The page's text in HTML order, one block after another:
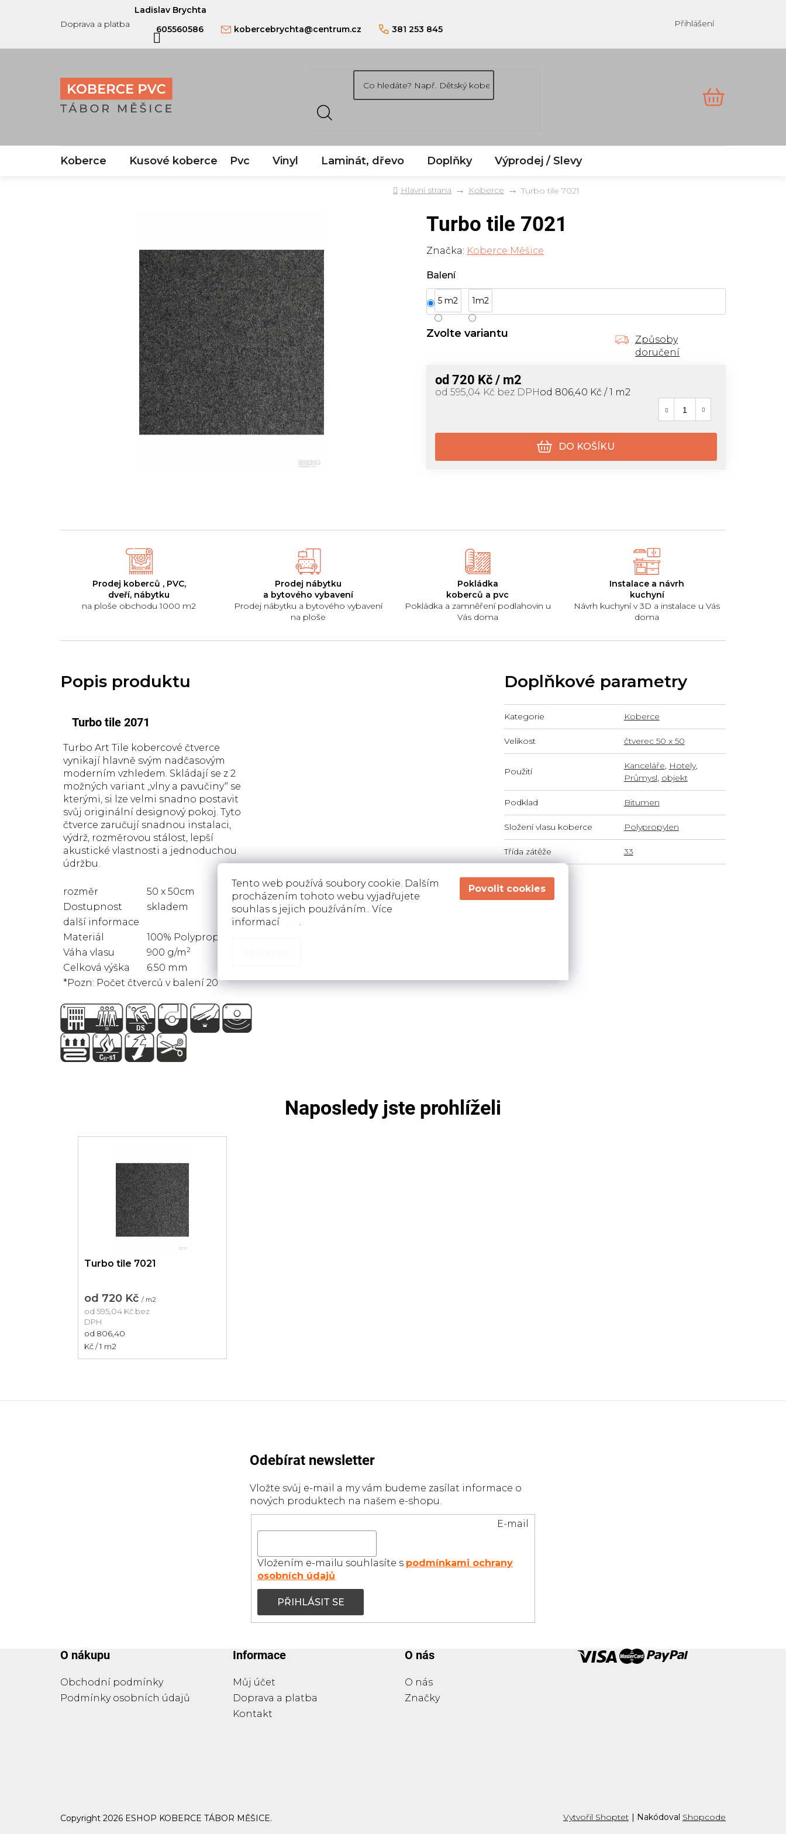
Tento web používá soubory cookie. Dalším
procházením tohoto webu vyjadřujete
souhlas s jejich používáním.. Více
informací
Doprava a platba
Ladislav Brychta
kobercebrychta@centrum.cz 381 253 845
605560586
Přihlášení
NÁKUPNÍ
Koberce Kusové koberce Pvc Vinyl Laminát, dřevo Doplňky Výprodej / Slevy
Domů Koberce Turbo tile 7021
Turbo tile 7021
Značka: Koberce Měšice
Balení
5 m2 1m2
Zvolte variantu
Způsoby
doručení
od 720 Kč / m2
od 595,04 Kč bez DPH Měrná cena:
od 806,40 Kč / 1 m2
DO KOŠÍKU
Prodej koberců , PVC,
dveří, nábytku
na ploše obchodu 1000 m2
Prodej nábytku
a bytového vybavení
Prodej nábytku a bytového vybavení
na ploše
Pokládka
koberců a pvc
Pokládka a zamněření podlahovin u
Vás doma
Instalace a návrh
kuchyní
Návrh kuchyní v 3D a instalace u Vás
doma
Turbo tile 2071
Turbo Art Tile kobercové čtverce
vynikají hlavně svým nadčasovým
moderním vzhledem. Skládají se z 2
možných variant ,,vlny a pavučiny‘‘ se
kterými, si lze velmi snadno postavit
svůj originální designový pokoj. Tyto
čtverce zaručují snadnou instalaci,
výdrž, rozměrovou stálost, lepší
akustické vlastnosti a jednoduchou
údržbu.
rozměr
50 x 50cm
Dostupnost
skladem
další informace
Materiál
100% Polypropylen
Váha vlasu
900 g/m2
Celková výška
6.50 mm
*Pozn: Počet čtverců v balení 20
Doplňkové parametry
Kategorie Koberce
Velikost čtverec 50 x 50
Použití
Kanceláře, Hotely,
Průmysl, objekt
Podklad Bitumen
Složení vlasu koberce Polypropylen
Třída zátěže 33
Naposledy jste prohlíželi
Turbo tile 7021
od 720 Kč / m2
od 595,04 Kč bez
DPH
Měrná
cena:
od 806,40
Kč / 1 m2
Odebírat newsletter
Vložte svůj e-mail a my vám budeme zasílat informace o
nových produktech na našem e-shopu.
E-mail
Vložením e-mailu souhlasíte s podmínkami ochrany
osobních údajů
PŘIHLÁSIT SE
O nákupu
Obchodní podmínky
Podmínky osobních údajů
Informace
Můj účet
Doprava a platba
Kontakt
O nás
O nás
Značky
Vytvořil Shoptet | Nakódoval Shopcode
Copyright 2026 ESHOP KOBERCE TÁBOR MĚŠICE.